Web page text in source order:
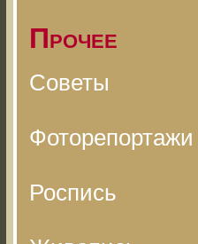
Прочее
Советы
Фоторепортажи
Роспись